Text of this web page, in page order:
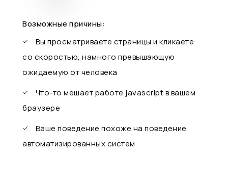
Возможные причины:
Вы просматриваете страницы и кликаете
со скоростью, намного превышающую
ожидаемую от человека
Что-то мешает работе javascript в вашем
браузере
Ваше поведение похоже на поведение
автоматизированных систем